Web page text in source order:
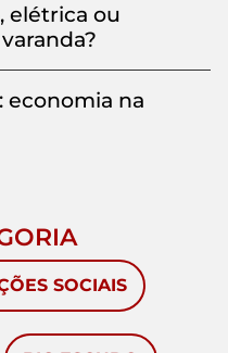
elétrica ou
economia na
SOCIAIS